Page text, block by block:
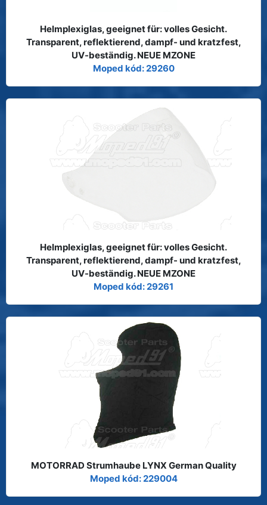
Helmplexiglas, geeignet für: volles Gesicht.
Transparent, reflektierend, dampf- und kratzfest,
UV-beständig. NEUE MZONE
Moped kód: 29260
Helmplexiglas, geeignet für: volles Gesicht.
Transparent, reflektierend, dampf- und kratzfest,
UV-beständig. NEUE MZONE
Moped kód: 29261
MOTORRAD Strumhaube LYNX German Quality
Moped kód: 229004